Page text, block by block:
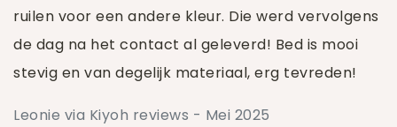
ruilen voor een andere kleur. Die werd vervolgens
de dag na het contact al geleverd! Bed is mooi
stevig en van degelijk materiaal, erg tevreden!
Leonie via Kiyoh reviews - Mei 2025